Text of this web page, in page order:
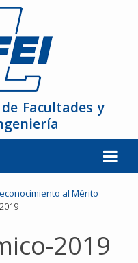
Facultades y
al Mérito
2019